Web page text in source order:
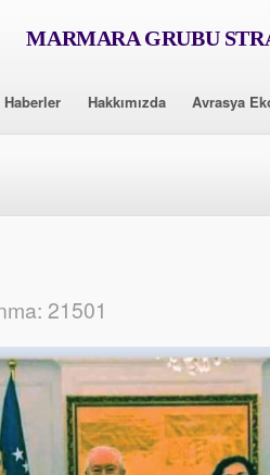
MARMARA GRUBU
Haberler Hakkımızda Avrasya
21501